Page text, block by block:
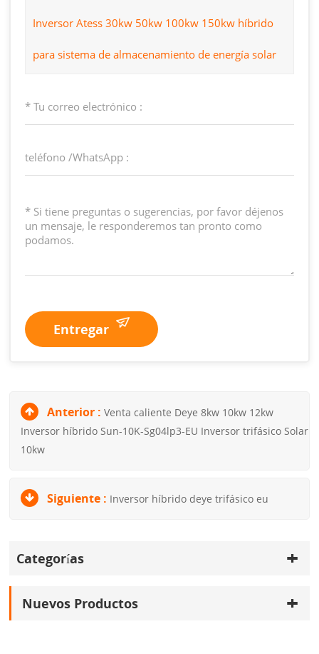
Inversor Atess 30kw 50kw 100kw 150kw híbrido
para sistema de almacenamiento de energía solar
Entregar
Anterior :Venta caliente Deye 8kw 10kw 12kw
Inversor híbrido Sun-10K-Sg04lp3-EU Inversor trifásico Solar
10kw
Siguiente : Inversor híbrido deye trifásico eu
Categorías
Nuevos Productos